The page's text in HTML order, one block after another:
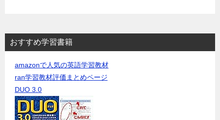
おすすめ学習書籍
amazonで人気の英語学習教材
ran学習教材評価まとめページ
DUO 3.0